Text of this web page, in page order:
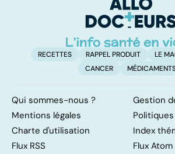
RECETTES RAPPEL PRODUIT
LE
CANCER
Qui sommes-nous ?
Gestion
Mentions légales
Charte d'utilisation
Index
Flux RSS
Flux Atom